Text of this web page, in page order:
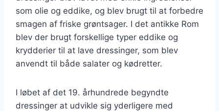
som olie og eddike, og blev brugt til at forbedre
smagen af friske grøntsager. I det antikke Rom
blev der brugt forskellige typer eddike og
krydderier til at lave dressinger, som blev
anvendt til både salater og kødretter.
I løbet af det 19. århundrede begyndte
dressinger at udvikle sig yderligere med